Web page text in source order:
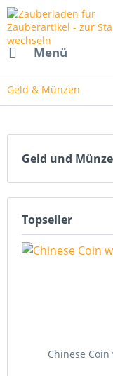
Menü
Geld & Münzen
Geld und
Topseller
Chinese